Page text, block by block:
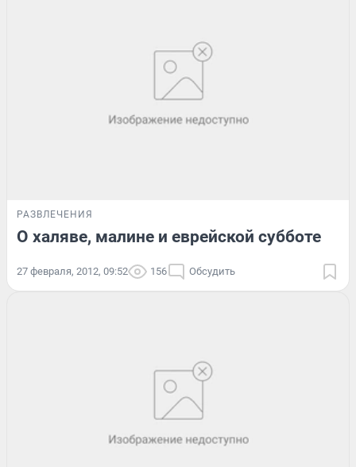
РАЗВЛЕЧЕНИЯ
О халяве, малине и еврейской субботе
27 февраля, 2012, 09:52 156 Обсудить